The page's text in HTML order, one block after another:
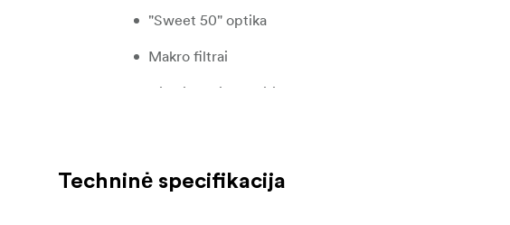
"Sweet 50" optika
Makro filtrai
Didelis optikos keitimo dėklas
Techninė specifikacija